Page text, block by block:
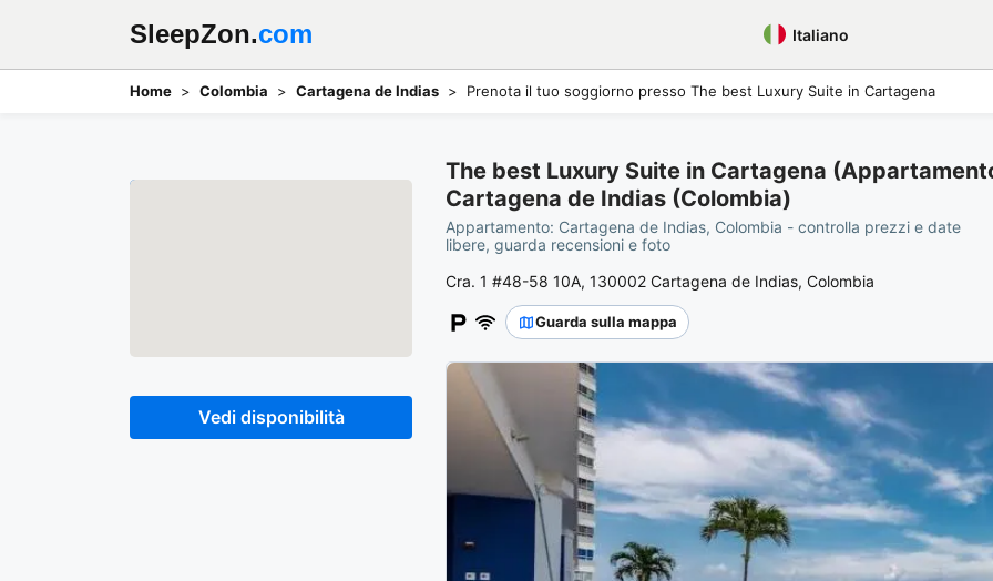
SleepZon.com Italiano
Home Colombia Cartagena de Indias Prenota il tuo soggiorno presso The best Luxury Suite in Cartagena
Vedi disponibilità
The best Luxury Suite in Cartagena
Cartagena de Indias (Colombia)
Appartamento: Cartagena de Indias, Colombia - controlla prezzi e date
libere, guarda recensioni e foto
Cra. 1 #48-58 10A, 130002 Cartagena de Indias, Colombia
Guarda sulla mappa